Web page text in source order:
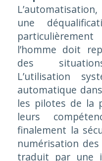
une
l’homme doit
des
L’utilisation
automatique
les pilotes de la
leurs
finalement la
numérisation
traduit par une